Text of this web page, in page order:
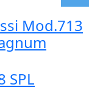
Mod.713
SPL